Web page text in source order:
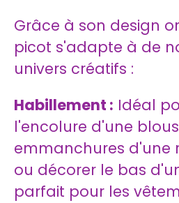
Grâce à son design
picot s'adapte à de
univers créatifs :
Habillement : Idéal
l'encolure d'une
emmanchures d'une
ou décorer le bas
parfait pour les